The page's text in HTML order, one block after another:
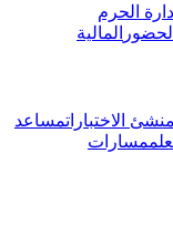
الحرم
الحضور المالية
الاختباراتمساعد
مسارات